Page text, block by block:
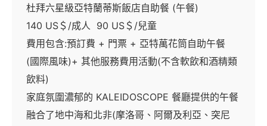
杜拜六星級亞特蘭蒂斯飯店自助餐 (午餐)
140 US＄/成人 90 US＄/兒童
費用包含:預訂費 + 門票 + 亞特萬花筒自助午餐
(國際風味)+ 其他服務費用活動(不含軟飲和酒精類
飲料)
家庭氛圍濃郁的 KALEIDOSCOPE 餐廳提供的午餐
融合了地中海和北非(摩洛哥、阿爾及利亞、突尼